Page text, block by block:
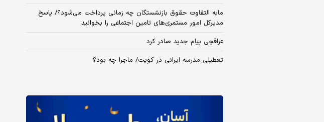
مابه التفاوت حقوق بازنشستگان چه زمانی پرداخت می‌شود؟/ پاسخ
مدیرکل امور مستمری‌های تامین اجتماعی را بخوانید
عراقچی پیام جدید صادر کرد
تعطیلی مدرسه ایرانی در کویت/ ماجرا چه بود؟